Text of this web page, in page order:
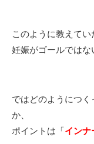
このように教えてい
妊娠がゴールではな
ではどのようにつ
か、
ポイントは「インナ